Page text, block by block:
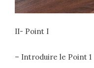
II- Point I
– Introduire le Point 1